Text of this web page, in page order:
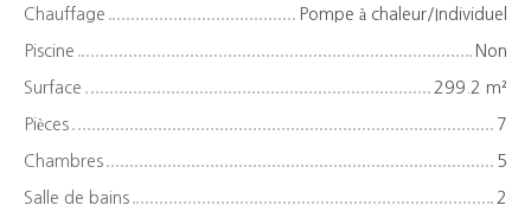
Chauffage Pompe à chaleur/Individuel
Piscine Non
Surface 299.2 m²
Pièces 7
Chambres 5
Salle de bains 2